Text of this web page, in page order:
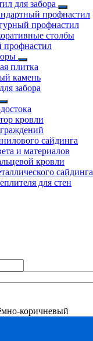
для забора
профнастил
профнастил
столбы
профнастил
плитка
камень
забора
кровли
сайдинга
и материалов
кровли
сайдинга
для стен
коричневый